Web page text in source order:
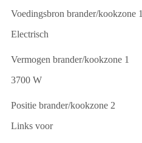
Voedingsbron brander/kookzone 1
Electrisch
Vermogen brander/kookzone 1
3700 W
Positie brander/kookzone 2
Links voor